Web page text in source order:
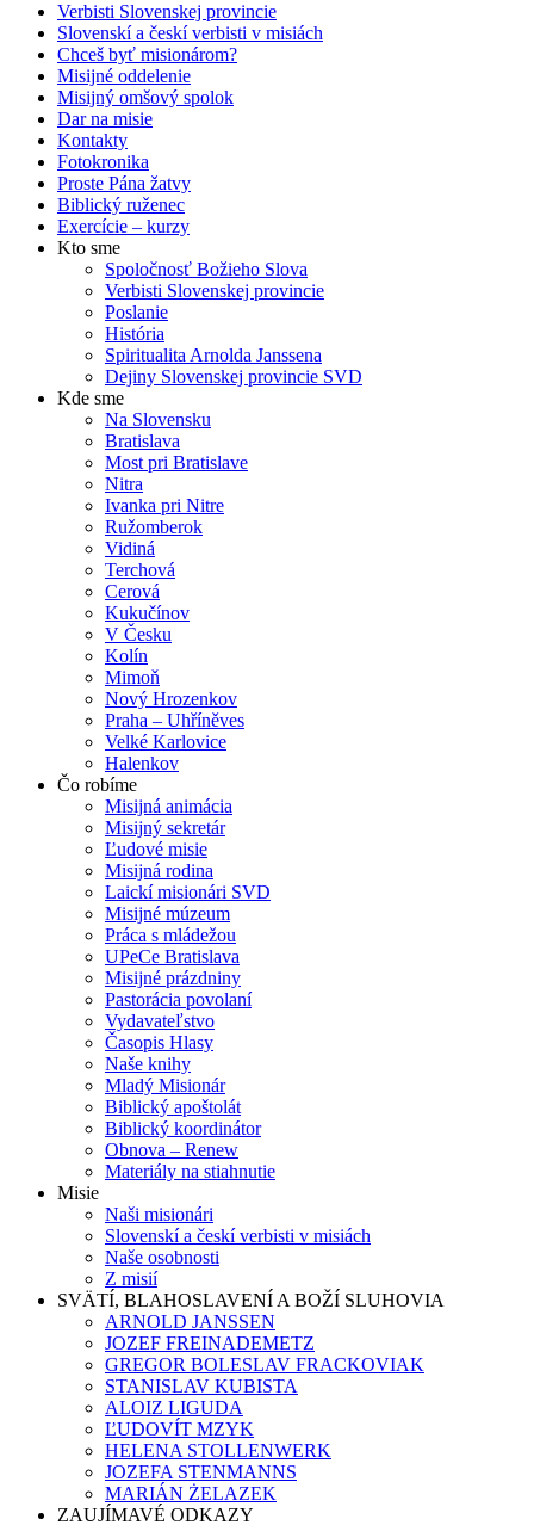
Verbisti Slovenskej provincie
Slovenskí a českí verbisti v misiách
Chceš byť misionárom?
Misijné oddelenie
Misijný omšový spolok
Dar na misie
Kontakty
Fotokronika
Proste Pána žatvy
Biblický ruženec
Exercície – kurzy
Kto sme
Spoločnosť Božieho Slova
Verbisti Slovenskej provincie
Poslanie
História
Spiritualita Arnolda Janssena
Dejiny Slovenskej provincie SVD
Kde sme
Na Slovensku
Bratislava
Most pri Bratislave
Nitra
Ivanka pri Nitre
Ružomberok
Vidiná
Terchová
Cerová
Kukučínov
V Česku
Kolín
Mimoň
Nový Hrozenkov
Praha – Uhříněves
Velké Karlovice
Halenkov
Čo robíme
Misijná animácia
Misijný sekretár
Ľudové misie
Misijná rodina
Laickí misionári SVD
Misijné múzeum
Práca s mládežou
UPeCe Bratislava
Misijné prázdniny
Pastorácia povolaní
Vydavateľstvo
Časopis Hlasy
Naše knihy
Mladý Misionár
Biblický apoštolát
Biblický koordinátor
Obnova – Renew
Materiály na stiahnutie
Misie
Naši misionári
Slovenskí a českí verbisti v misiách
Naše osobnosti
Z misií
SVÄTÍ, BLAHOSLAVENÍ A BOŽÍ SLUHOVIA
ARNOLD JANSSEN
JOZEF FREINADEMETZ
GREGOR BOLESLAV FRACKOVIAK
STANISLAV KUBISTA
ALOIZ LIGUDA
ĽUDOVÍT MZYK
HELENA STOLLENWERK
JOZEFA STENMANNS
MARIÁN ŻELAZEK
ZAUJÍMAVÉ ODKAZY